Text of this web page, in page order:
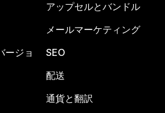
ージョ
アップセルとバンドル
メールマーケティング
SEO
配送
通貨と翻訳